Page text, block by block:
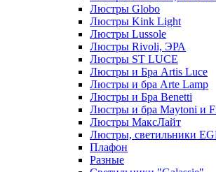
Люстры Globo
Люстры Kink Light
Люстры Lussole
Люстры Rivoli, ЭРА
Люстры ST LUCE
Люстры и Бра Artis Luce
Люстры и бра Arte Lamp
Люстры и Бра Benetti
Люстры и бра Maytoni и
Люстры МаксЛайт
Люстры, светильники
Плафон
Разные